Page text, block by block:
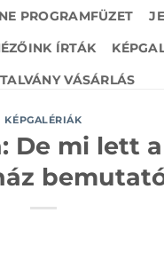
PROGRAMFÜZET
ÍRTÁK
VÁSÁRLÁS
KÉPGALÉRIÁK
De mi lett